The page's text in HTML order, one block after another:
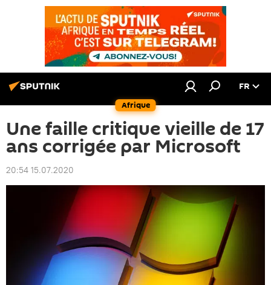
Afrique
FR
Une faille critique vieille de 17
ans corrigée par Microsoft
20:54 15.07.2020